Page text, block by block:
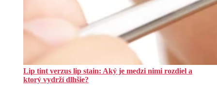
Lip tint verzus lip stain: Aký je medzi nimi rozdiel a
ktorý vydrží dlhšie?